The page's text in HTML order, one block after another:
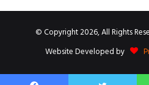
© Copyright 2026, All Rights
Website Developed by